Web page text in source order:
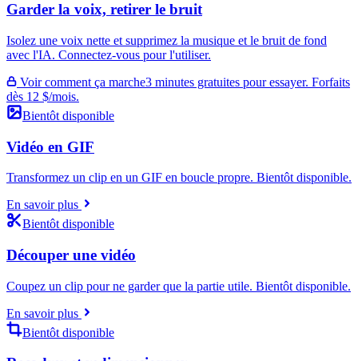
Garder la voix, retirer le bruit
Isolez une voix nette et supprimez la musique et le bruit de fond
avec l'IA. Connectez-vous pour l'utiliser.
Voir comment ça marche3 minutes gratuites pour essayer. Forfaits
dès 12 $/mois.
Bientôt disponible
Vidéo en GIF
Transformez un clip en un GIF en boucle propre. Bientôt disponible.
En savoir plus
Bientôt disponible
Découper une vidéo
Coupez un clip pour ne garder que la partie utile. Bientôt disponible.
En savoir plus
Bientôt disponible